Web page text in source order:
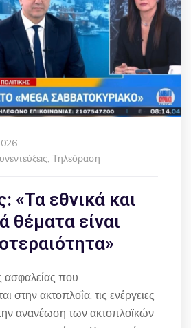
, Τηλεόραση
«Τα εθνικά και
θέματα είναι
ασφαλείας που
στην ακτοπλοΐα, τις ενέργειες
ανανέωση των ακτοπλοϊκών